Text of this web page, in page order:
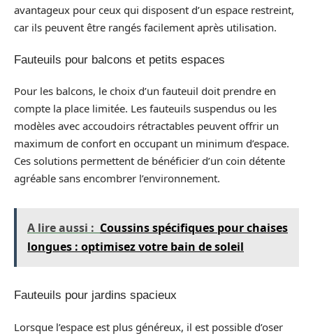
avantageux pour ceux qui disposent d’un espace restreint,
car ils peuvent être rangés facilement après utilisation.
Fauteuils pour balcons et petits espaces
Pour les balcons, le choix d’un fauteuil doit prendre en
compte la place limitée. Les fauteuils suspendus ou les
modèles avec accoudoirs rétractables peuvent offrir un
maximum de confort en occupant un minimum d’espace.
Ces solutions permettent de bénéficier d’un coin détente
agréable sans encombrer l’environnement.
A lire aussi : Coussins spécifiques pour chaises
longues : optimisez votre bain de soleil
Fauteuils pour jardins spacieux
Lorsque l’espace est plus généreux, il est possible d’oser